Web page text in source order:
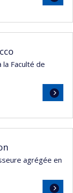
la
suite
la Faculté de
Lire
la
suite
agrégée en
Lire